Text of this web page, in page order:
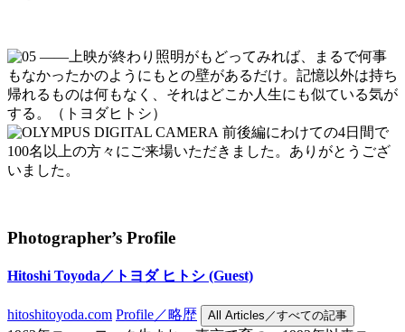
――上映が終わり照明がもどってみれば、まるで何事
もなかったかのようにもとの壁があるだけ。記憶以外は持ち
帰れるものは何もなく、それはどこか人生にも似ている気が
する。（トヨダヒトシ）
前後編にわけての4日間で
100名以上の方々にご来場いただきました。ありがとうござ
いました。
Photographer’s Profile
Hitoshi Toyoda／トヨダ ヒトシ (Guest)
hitoshitoyoda.com Profile／略歴 All Articles／すべての記事